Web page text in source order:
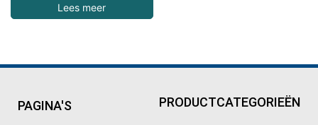
Lees meer
PAGINA'S PRODUCTCATEGORIEËN